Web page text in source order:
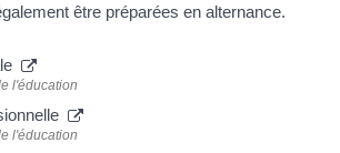
être préparées en alternance.
l'éducation
l'éducation